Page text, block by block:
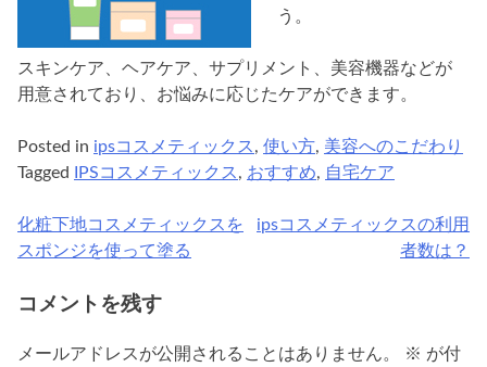
う。
スキンケア、ヘアケア、サプリメント、美容機器などが
用意されており、お悩みに応じたケアができます。
Posted in ipsコスメティックス , 使い方, 美容へのこだわり
Tagged
IPSコスメティックス , おすすめ, 自宅ケア
投
ナ
ビ
化粧下地コスメティックスを
スポンジを使って塗る
ipsコスメティックスの利用
者数は？
コメントを残す
メールアドレスが公開されることはありません。 ※ が付